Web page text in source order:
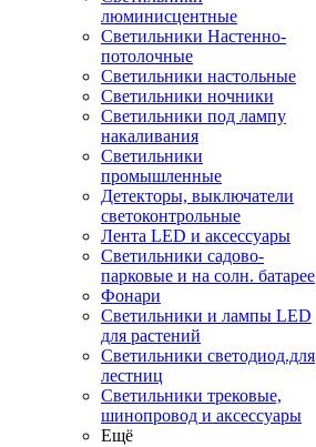
люминисцентные
Светильники Настенно-
потолочные
Светильники настольные
Светильники ночники
Светильники под лампу
накаливания
Светильники
промышленные
Детекторы, выключатели
светоконтрольные
Лента LED и аксессуары
Светильники садово-
парковые и на солн. батарее
Фонари
Светильники и лампы LED
для растений
Светильники светодиод.для
лестниц
Светильники трековые,
шинопровод и аксессуары
Ещё